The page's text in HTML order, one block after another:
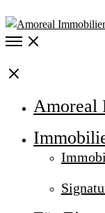
Open
Close
Amoreal